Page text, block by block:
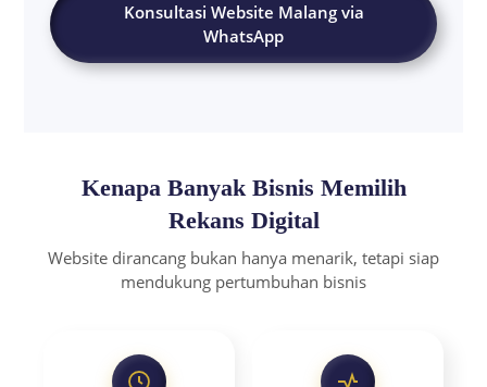
Konsultasi Website Malang via
WhatsApp
Kenapa Banyak Bisnis Memilih
Rekans Digital
Website dirancang bukan hanya menarik, tetapi siap
mendukung pertumbuhan bisnis